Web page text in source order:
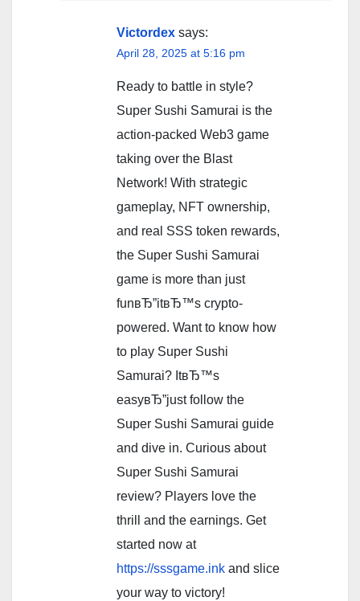
Victordex says:
April 28, 2025 at 5:16 pm
Ready to battle in style?
Super Sushi Samurai is the
action-packed Web3 game
taking over the Blast
Network! With strategic
gameplay, NFT ownership,
and real SSS token rewards,
the Super Sushi Samurai
game is more than just
funвЂ”itвЂ™s crypto-
powered. Want to know how
to play Super Sushi
Samurai? ItвЂ™s
easyвЂ”just follow the
Super Sushi Samurai guide
and dive in. Curious about
Super Sushi Samurai
review? Players love the
thrill and the earnings. Get
started now at
https://sssgame.ink and slice
your way to victory!